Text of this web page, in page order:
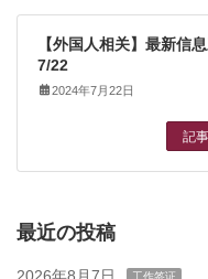
【外国人相关】最新信
7/22
2024年7月22日
記
最近の投稿
工作签证